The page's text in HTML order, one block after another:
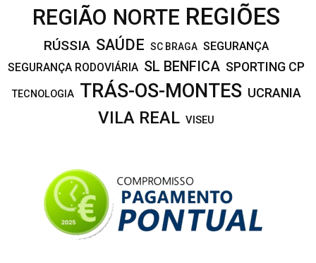
REGIÃO NORTE REGIÕES
RÚSSIA SAÚDE SC BRAGA SEGURANÇA
SEGURANÇA RODOVIÁRIA SL BENFICA SPORTING CP
TECNOLOGIA TRÁS-OS-MONTES UCRANIA
VILA REAL VISEU